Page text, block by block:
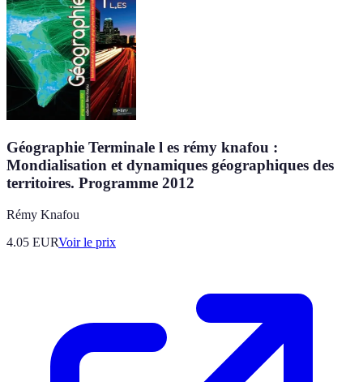
Géographie Terminale l es rémy knafou :
Mondialisation et dynamiques géographiques des
territoires. Programme 2012
Rémy Knafou
4.05 EURVoir le prix